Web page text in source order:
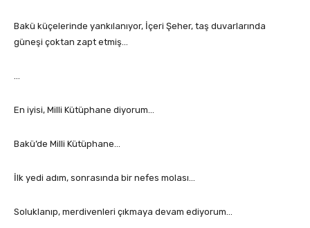
Bakü küçelerinde yankılanıyor, İçeri Şeher, taş duvarlarında
güneşi çoktan zapt etmiş…
…
En iyisi, Milli Kütüphane diyorum…
Bakü’de Milli Kütüphane…
İlk yedi adım, sonrasında bir nefes molası…
Soluklanıp, merdivenleri çıkmaya devam ediyorum…